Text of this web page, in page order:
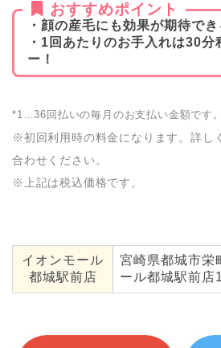
おすすめポイント
・顔の産毛にも効果が期待でき
・1回あたりのお手入れは30分
ー！
*1…36回払いの毎月のお支払い金額です。
※初回利用時の料金になります。詳し
合わせください。
※上記は税込価格です。
イオンモール
都城駅前店
宮崎県都城市栄
ール都城駅前店